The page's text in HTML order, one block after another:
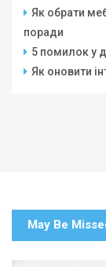
Як обрати
поради
5 помилок у
Як оновити
May Be